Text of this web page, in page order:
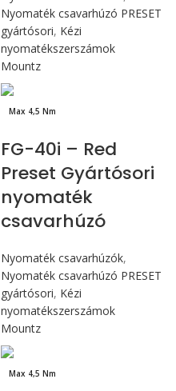
Nyomaték csavarhúzó PRESET
gyártósori, Kézi
nyomatékszerszámok
Mountz
Max 4,5 Nm
FG-40i – Red
Preset Gyártósori
nyomaték
csavarhúzó
Nyomaték csavarhúzók,
Nyomaték csavarhúzó PRESET
gyártósori, Kézi
nyomatékszerszámok
Mountz
Max 4,5 Nm